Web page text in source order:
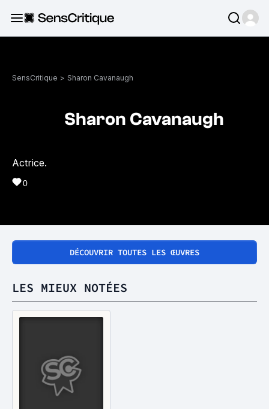
SensCritique > Sharon Cavanaugh
Sharon Cavanaugh
Actrice.
0
DÉCOUVRIR TOUTES LES ŒUVRES
LES MIEUX NOTÉES